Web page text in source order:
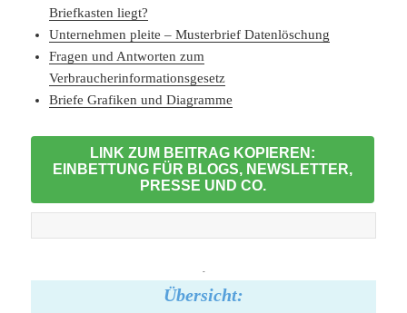
Briefkasten liegt?
Unternehmen pleite – Musterbrief Datenlöschung
Fragen und Antworten zum
Verbraucherinformationsgesetz
Briefe Grafiken und Diagramme
LINK ZUM BEITRAG KOPIEREN:
EINBETTUNG FÜR BLOGS, NEWSLETTER,
PRESSE UND CO.
-
Übersicht: